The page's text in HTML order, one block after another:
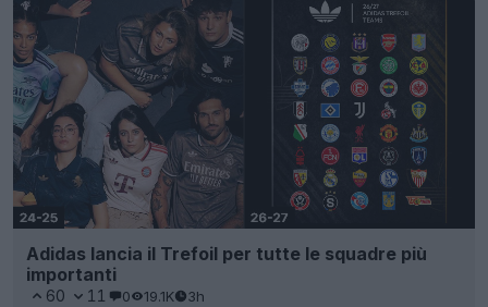
Adidas lancia il Trefoil per tutte le squadre più
importanti
60 11 0 19.1K 3h